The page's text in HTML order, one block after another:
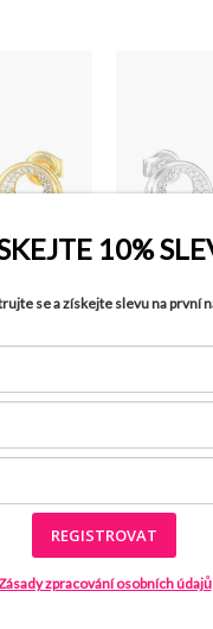
Moon
10%
se a získejte slevu na první
REGISTROVAT
zpracování osobních údajů